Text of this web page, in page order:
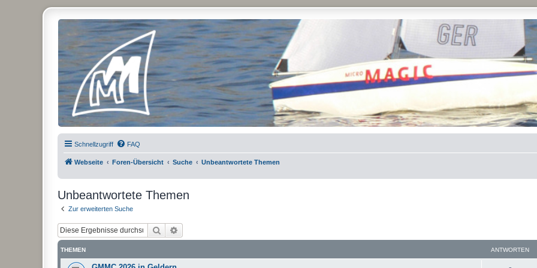
Micro Magic Forum Deutschland
Schnellzugriff FAQ
Webseite Foren-Übersicht Suche Unbeantwortete Themen
Unbeantwortete Themen
Zur erweiterten Suche
Suche
THEMEN ANTWORTEN